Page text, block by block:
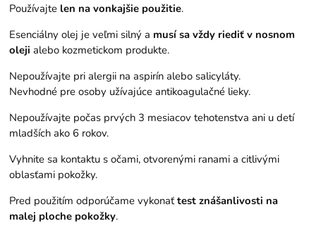
Používajte len na vonkajšie použitie.
Esenciálny olej je veľmi silný a musí sa vždy riediť v nosnom
oleji alebo kozmetickom produkte.
Nepoužívajte pri alergii na aspirín alebo salicyláty.
Nevhodné pre osoby užívajúce antikoagulačné lieky.
Nepoužívajte počas prvých 3 mesiacov tehotenstva ani u detí
mladších ako 6 rokov.
Vyhnite sa kontaktu s očami, otvorenými ranami a citlivými
oblasťami pokožky.
Pred použitím odporúčame vykonaťtest znášanlivosti na
malej ploche pokožky.